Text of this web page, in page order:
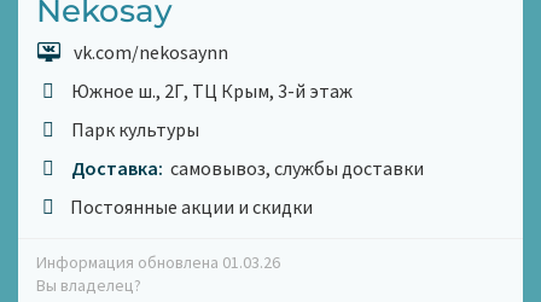
Nekosay
vk.com/nekosaynn
Южное ш., 2Г, ТЦ Крым, 3-й этаж
Парк культуры
Доставка: самовывоз, службы доставки
Постоянные акции и скидки
Информация обновлена 01.03.26
Вы владелец?